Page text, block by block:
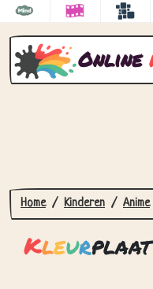
Online
Home Kinderen Anime
Kleurplaat